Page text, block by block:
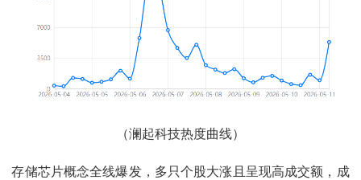
（澜起科技热度曲线）
存储芯片概念全线爆发，多只个股大涨且呈现高成交额，成